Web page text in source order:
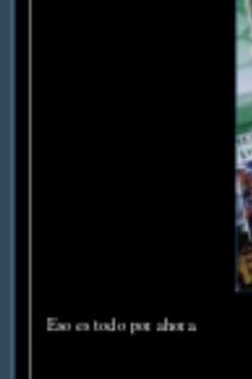
Eso es todo por ahora.